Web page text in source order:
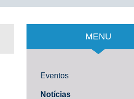
MENU
Eventos
Notícias